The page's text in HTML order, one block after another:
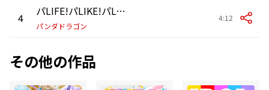
4 パLIFE!パLIKE!パLOUGH!パLOVE! (Instrumental)
パンダドラゴン
4:12
その他の作品